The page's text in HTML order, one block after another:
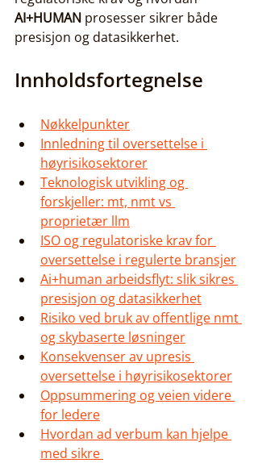
AI+HUMAN prosesser sikrer både
presisjon og datasikkerhet.
Innholdsfortegnelse
Nøkkelpunkter
Innledning til oversettelse i
høyrisikosektorer
Teknologisk utvikling og
forskjeller: mt, nmt vs
proprietær llm
ISO og regulatoriske krav for
oversettelse i regulerte bransjer
Ai+human arbeidsflyt: slik sikres
presisjon og datasikkerhet
Risiko ved bruk av offentlige nmt
og skybaserte løsninger
Konsekvenser av upresis
oversettelse i høyrisikosektorer
Oppsummering og veien videre
for ledere
Hvordan ad verbum kan hjelpe
med sikre